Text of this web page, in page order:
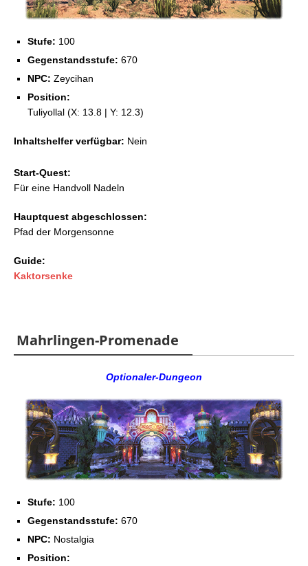
Stufe: 100
Gegenstandsstufe: 670
NPC: Zeycihan
Position:
Tuliyollal (X: 13.8 | Y: 12.3)
Inhaltshelfer verfügbar: Nein
Start-Quest:
Für eine Handvoll Nadeln
Hauptquest abgeschlossen:
Pfad der Morgensonne
Guide:
Kaktorsenke
Mahrlingen-Promenade
Optionaler-Dungeon
Stufe: 100
Gegenstandsstufe: 670
NPC: Nostalgia
Position: